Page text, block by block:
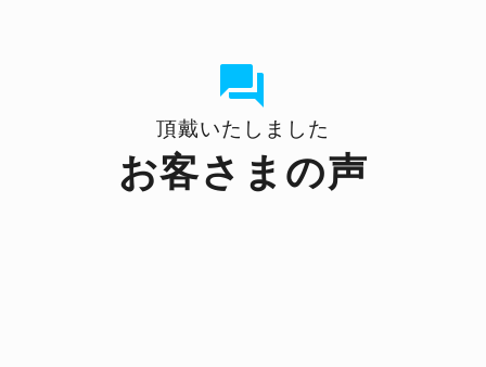


頂戴いたしました
お客さまの声